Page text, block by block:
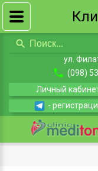
ул.
(098)
Личный
-